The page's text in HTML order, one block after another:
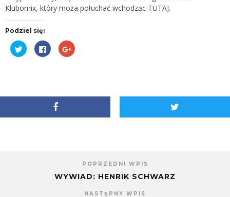
Klubomix, który moża połuchać wchodząc TUTAJ.
Podziel się:
Udostępnij
na
Twitterze(Otwiera
Kliknij,
aby
udostępnić
oknie)
Kliknij,
aby
nowym
POPRZEDNI WPIS
WYWIAD: HENRIK SCHWARZ
NASTĘPNY WPIS